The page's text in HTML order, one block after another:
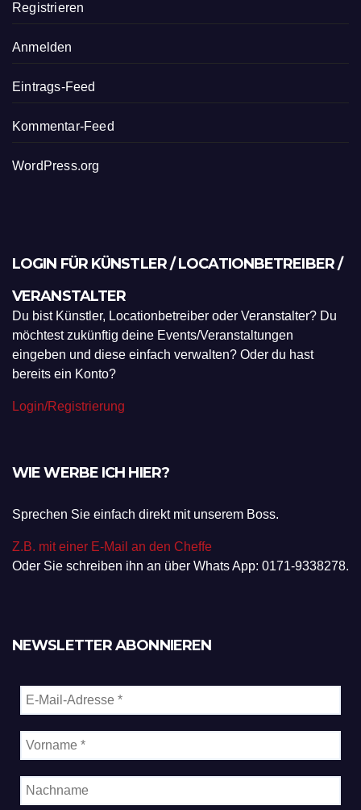
Registrieren
Anmelden
Eintrags-Feed
Kommentar-Feed
WordPress.org
LOGIN FÜR KÜNSTLER / LOCATIONBETREIBER /
VERANSTALTER
Du bist Künstler, Locationbetreiber oder Veranstalter? Du
möchtest zukünftig deine Events/Veranstaltungen
eingeben und diese einfach verwalten? Oder du hast
bereits ein Konto?
Login/Registrierung
WIE WERBE ICH HIER?
Sprechen Sie einfach direkt mit unserem Boss.
Z.B. mit einer E-Mail an den Cheffe
Oder Sie schreiben ihn an über Whats App: 0171-9338278.
NEWSLETTER ABONNIEREN